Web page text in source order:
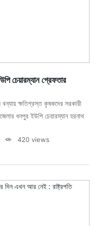
চেয়ারম্যান গ্রেফতার
বন্যায় ক্ষতিগ্রস্ত কৃষকদের সরকারী
ধনপুর ইউপি চেয়ারম্যান হরনাথ
420 views